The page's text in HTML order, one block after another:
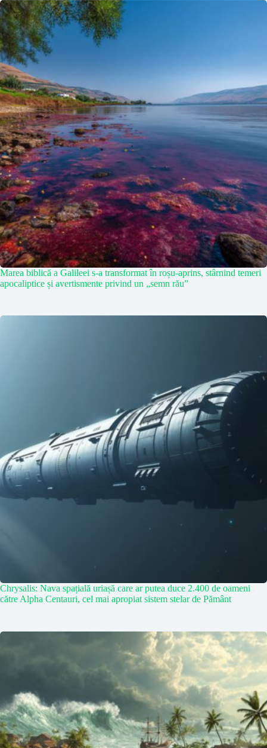
Marea biblică a Galileei s-a transformat în roșu-aprins, stârnind temeri
apocaliptice și avertismente privind un „semn rău”
Chrysalis: Nava spațială uriașă care ar putea duce 2.400 de oameni
către Alpha Centauri, cel mai apropiat sistem stelar de Pământ